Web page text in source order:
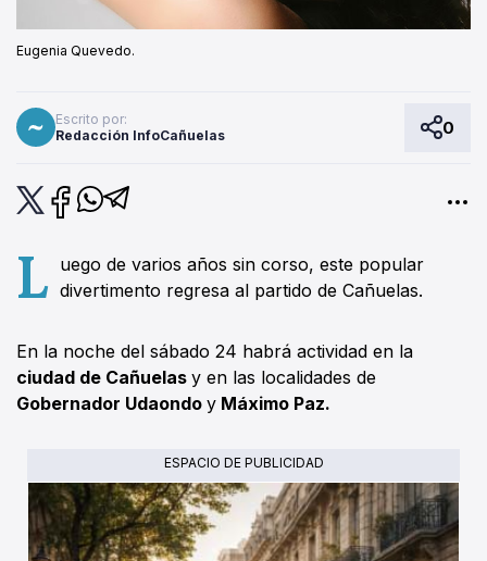
Eugenia Quevedo.
Escrito por:
Redacción InfoCañuelas
0
L uego de varios años sin corso, este popular
divertimento regresa al partido de Cañuelas.
En la noche del sábado 24 habrá actividad en la
ciudad de Cañuelas y en las localidades de
Gobernador Udaondo y Máximo Paz.
ESPACIO DE PUBLICIDAD